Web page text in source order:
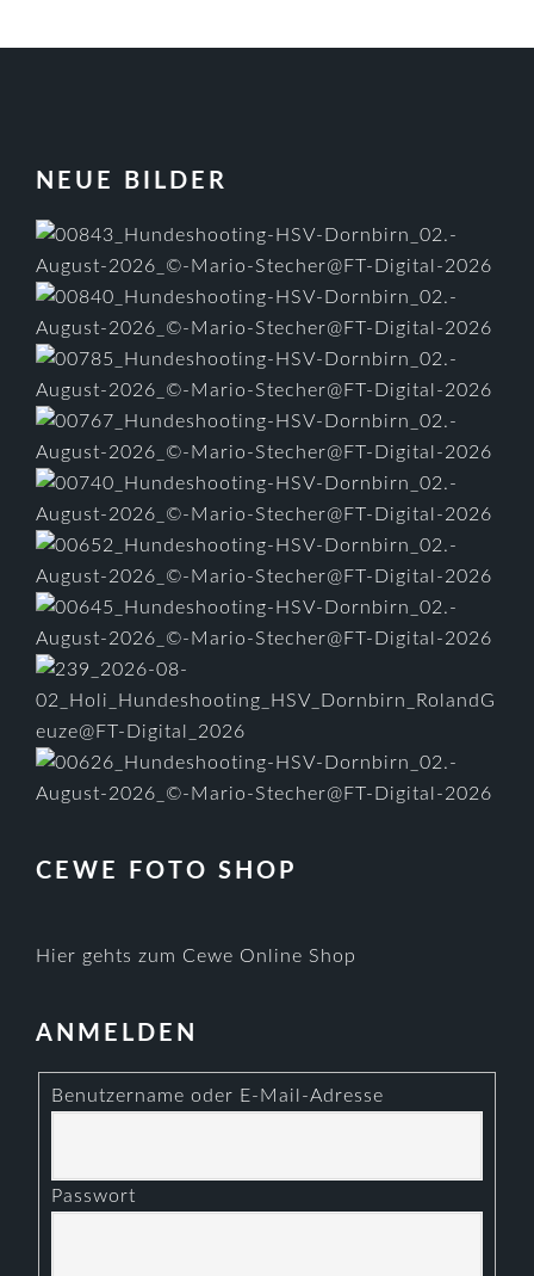
FOOTER
NEUE BILDER
CEWE FOTO SHOP
Hier gehts zum Cewe Online Shop
ANMELDEN
Benutzername oder E-Mail-Adresse
Passwort